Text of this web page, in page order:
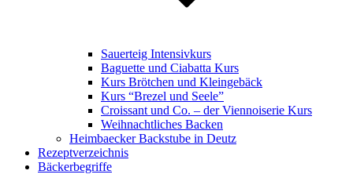
Sauerteig Intensivkurs
Baguette und Ciabatta Kurs
Kurs Brötchen und Kleingebäck
Kurs “Brezel und Seele”
Croissant und Co. – der Viennoiserie Kurs
Weihnachtliches Backen
Heimbaecker Backstube in Deutz
Rezeptverzeichnis
Bäckerbegriffe